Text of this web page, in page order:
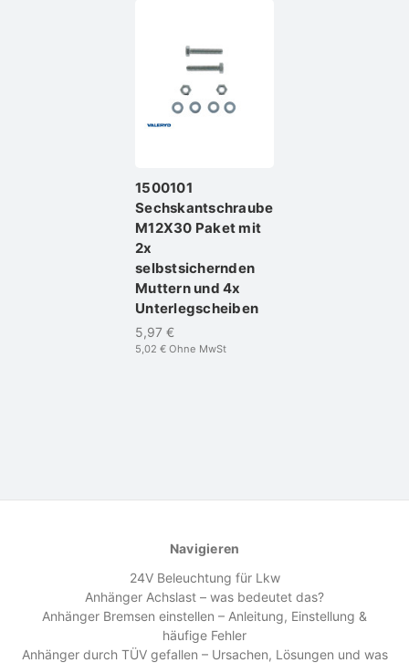
1500101
Sechskantschraube
M12X30 Paket mit
2x
selbstsichernden
Muttern und 4x
Unterlegscheiben
5,97 €
5,02 € Ohne MwSt
Navigieren
24V Beleuchtung für Lkw
Anhänger Achslast – was bedeutet das?
Anhänger Bremsen einstellen – Anleitung, Einstellung &
häufige Fehler
Anhänger durch TÜV gefallen – Ursachen, Lösungen und was